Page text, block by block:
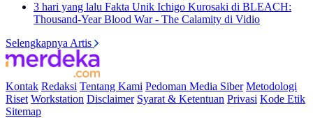
3 hari yang lalu Fakta Unik Ichigo Kurosaki di BLEACH:
Thousand-Year Blood War - The Calamity di Vidio
Selengkapnya Artis
Kontak Redaksi Tentang Kami Pedoman Media Siber Metodologi
Riset Workstation Disclaimer Syarat & Ketentuan Privasi Kode Etik
Sitemap